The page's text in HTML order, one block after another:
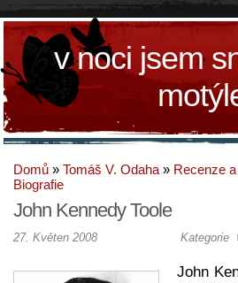
v noci jsem
Domů » Tomáš V. Odaha » Recenze
Biografie
John Kennedy Toole
Kategorie
27. Květen 2008
John